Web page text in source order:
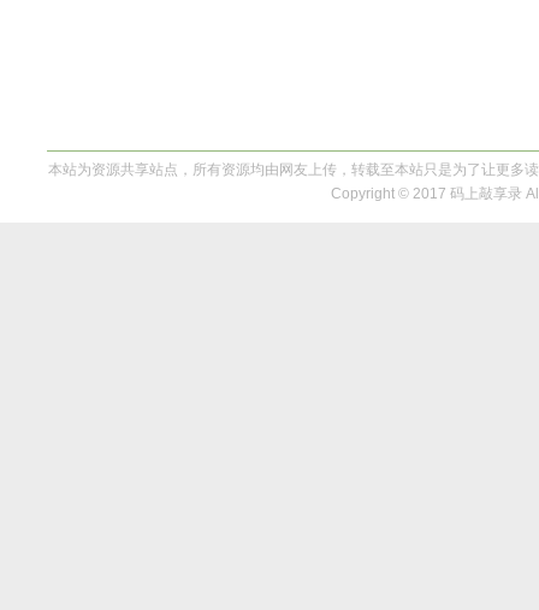
本站为资源共享站点，所有资源均由网友上传，转载至本站只是为了让更多
Copyright © 2017 码上敲享录